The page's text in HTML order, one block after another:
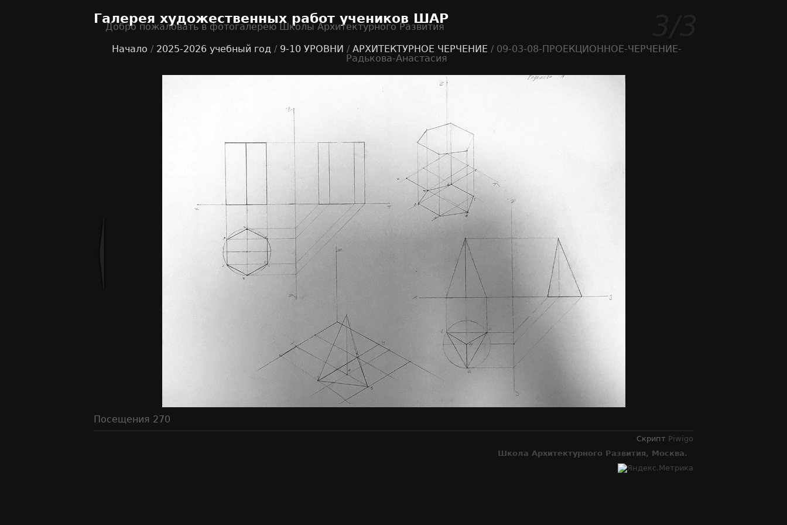
Галерея художественных работ учеников ШАР
Добро пожаловать в фотогалерею Школы Архитектурного Развития
Начало / 2025-2026 учебный год/ 9-10 УРОВНИ / АРХИТЕКТУРНОЕ ЧЕРЧЕНИЕ / 09-03-08-ПРОЕКЦИОННОЕ-ЧЕРЧЕНИЕ-
Радькова-Анастасия
Посещения 270
Скрипт Piwigo
Школа Архитектурного Развития, Москва.